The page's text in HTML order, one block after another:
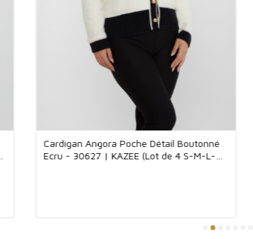
Cardigan Angora Poche Détail Boutonné
Ecru - 30627 | KAZEE (Lot de 4 S-M-L-